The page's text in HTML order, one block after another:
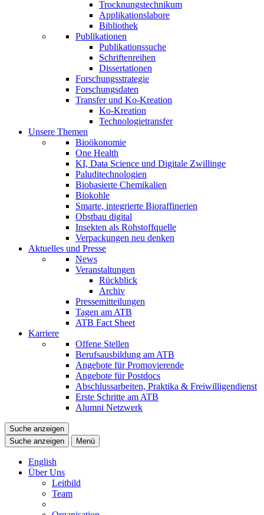
Trocknungstechnikum
Applikationslabore
Bibliothek
Publikationen
Publikationssuche
Schriftenreihen
Dissertationen
Forschungsstrategie
Forschungsdaten
Transfer und Ko-Kreation
Ko-Kreation
Technologietransfer
Unsere Themen
Bioökonomie
One Health
KI, Data Science und Digitale Zwillinge
Paluditechnologien
Biobasierte Chemikalien
Biokohle
Smarte, integrierte Bioraffinerien
Obstbau digital
Insekten als Rohstoffquelle
Verpackungen neu denken
Aktuelles und Presse
News
Veranstaltungen
Rückblick
Archiv
Pressemitteilungen
Tagen am ATB
ATB Fact Sheet
Karriere
Offene Stellen
Berufsausbildung am ATB
Angebote für Promovierende
Angebote für Postdocs
Abschlussarbeiten, Praktika & Freiwilligendienst
Erste Schritte am ATB
Alumni Netzwerk
Suche anzeigen
Suche anzeigen
Menü
English
Über Uns
Leitbild
Team